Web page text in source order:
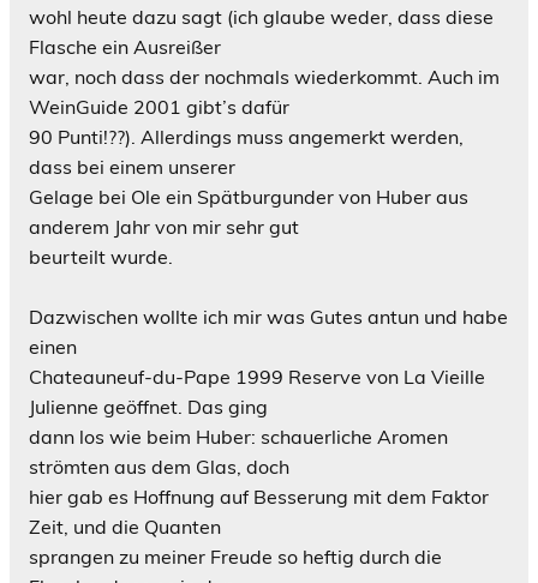
wohl heute dazu sagt (ich glaube weder, dass diese
Flasche ein Ausreißer
war, noch dass der nochmals wiederkommt. Auch im
WeinGuide 2001 gibt’s dafür
90 Punti!??). Allerdings muss angemerkt werden,
dass bei einem unserer
Gelage bei Ole ein Spätburgunder von Huber aus
anderem Jahr von mir sehr gut
beurteilt wurde.
Dazwischen wollte ich mir was Gutes antun und habe
einen
Chateauneuf-du-Pape 1999 Reserve von La Vieille
Julienne geöffnet. Das ging
dann los wie beim Huber: schauerliche Aromen
strömten aus dem Glas, doch
hier gab es Hoffnung auf Besserung mit dem Faktor
Zeit, und die Quanten
sprangen zu meiner Freude so heftig durch die